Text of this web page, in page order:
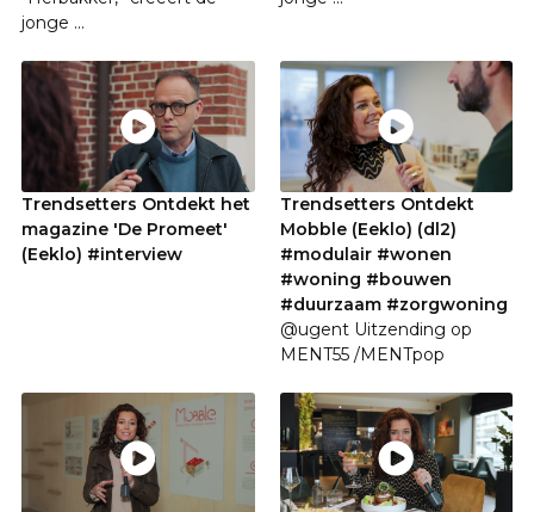
jonge ...
Trendsetters Ontdekt het
magazine 'De Promeet'
(Eeklo) #interview
Trendsetters Ontdekt
Mobble (Eeklo) (dl2)
#modulair #wonen
#woning #bouwen
#duurzaam #zorgwoning
@ugent Uitzending op
MENT55 /MENTpop